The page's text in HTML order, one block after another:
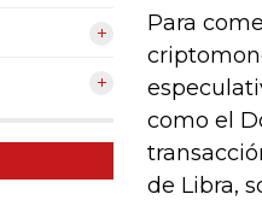
Para
como el
de Libra,